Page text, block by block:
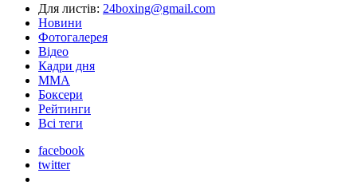
Для листів: 24boxing@gmail.com
Новини
Фотогалерея
Відео
Кадри дня
ММА
Боксери
Рейтинги
Всі теги
facebook
twitter